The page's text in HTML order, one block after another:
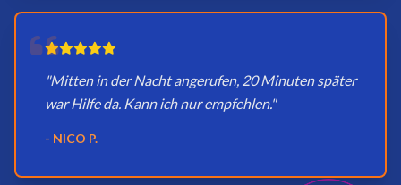
"Mitten in der Nacht angerufen, 20 Minuten später
war Hilfe da. Kann ich nur empfehlen."
- NICO P.